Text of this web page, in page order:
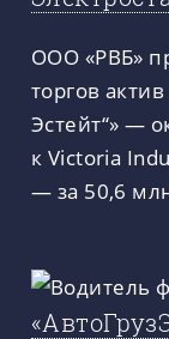
ООО «РВБ»
торгов
Эстейт“» —
к Victoria
— за 50,6